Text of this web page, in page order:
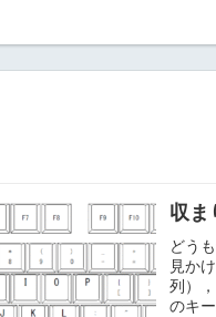
収ま
どう
見か
列）
のキ